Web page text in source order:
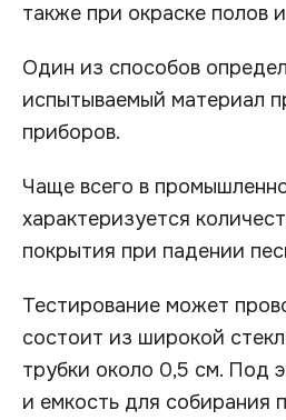
также при окраске полов
Один из способов
испытываемый материал
приборов.
Чаще всего в
характеризуется
покрытия при падении
Тестирование может
состоит из широкой
трубки около 0,5 см. Под
и емкость для собирания